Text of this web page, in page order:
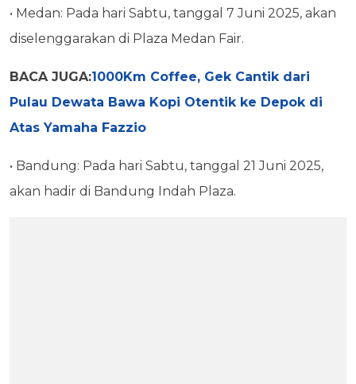
• Medan: Pada hari Sabtu, tanggal 7 Juni 2025, akan
diselenggarakan di Plaza Medan Fair.
BACA JUGA:1000Km Coffee, Gek Cantik dari
Pulau Dewata Bawa Kopi Otentik ke Depok di
Atas Yamaha Fazzio
• Bandung: Pada hari Sabtu, tanggal 21 Juni 2025,
akan hadir di Bandung Indah Plaza.